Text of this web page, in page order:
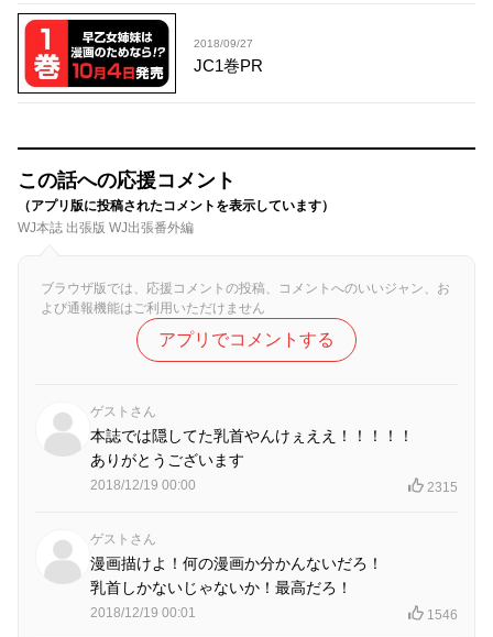
2018/09/27
JC1巻PR
この話への応援コメント
（アプリ版に投稿されたコメントを表示しています）
WJ本誌 出張版 WJ出張番外編
ブラウザ版では、応援コメントの投稿、コメントへのいいジャン、お
よび通報機能はご利用いただけません
アプリでコメントする
ゲストさん
本誌では隠してた乳首やんけぇええ！！！！！
ありがとうございます
2018/12/19 00:00 2315
ゲストさん
漫画描けよ！何の漫画か分かんないだろ！
乳首しかないじゃないか！最高だろ！
2018/12/19 00:01 1546